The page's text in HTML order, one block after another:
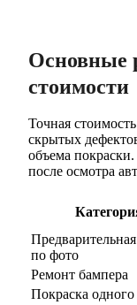
Основные
стоимости
Точная
скрытых
объема
после осмотра
по фото
Ремонт бампера
Покраска одного